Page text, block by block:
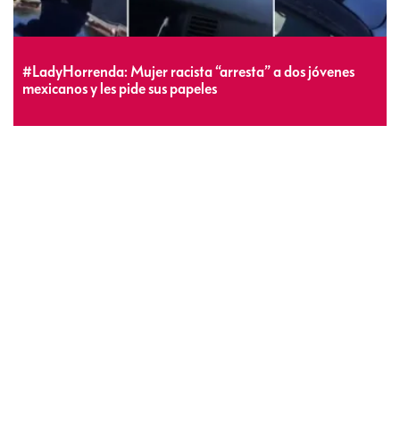
#LadyHorrenda: Mujer racista “arresta” a dos jóvenes
mexicanos y les pide sus papeles